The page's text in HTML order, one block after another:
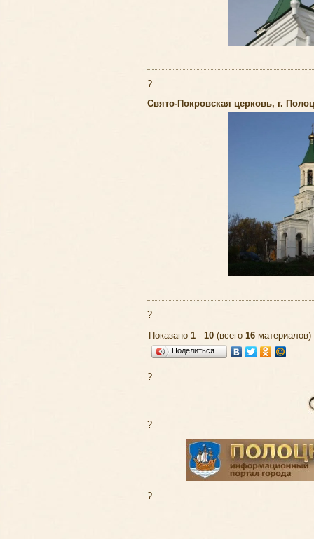
?
Свято-Покровская церковь, г.
?
Показано 1 - 10 (всего 16 материалов)
Поделиться…
?
?
?